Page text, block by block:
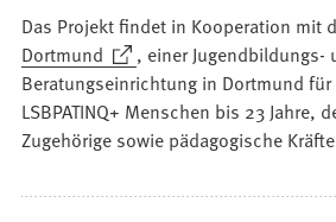
Das Projekt findet in Kooperation mit
Dortmund
(Öffnet
in
einem
neuen
, einer Jugendbildungs-
Beratungseinrichtung in Dortmund für
LSBPATINQ+ Menschen bis 23 Jahre,
Zugehörige sowie pädagogische